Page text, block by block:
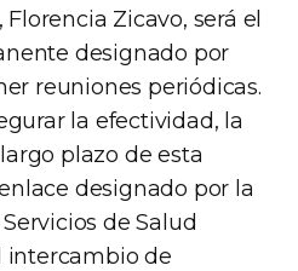
Zicavo, será el
designado por
reuniones periódicas.
la efectividad, la
plazo de esta
designado por la
de Salud
intercambio de